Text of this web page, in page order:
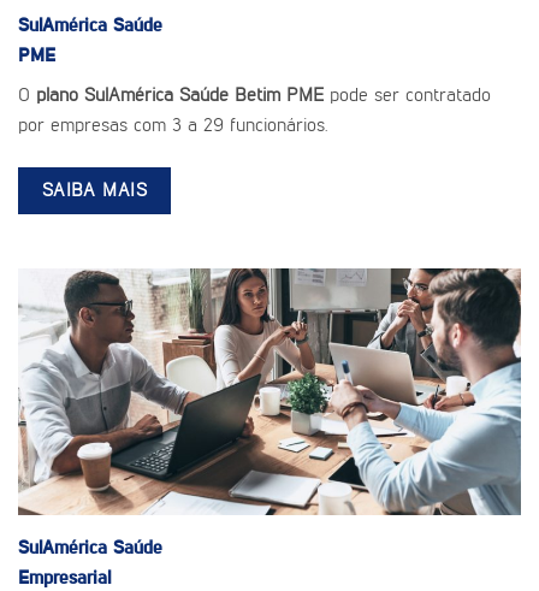
SulAmérica Saúde
PME
O plano SulAmérica Saúde Betim PME pode ser contratado
por empresas com 3 a 29 funcionários.
SAIBA MAIS
SulAmérica Saúde
Empresarial